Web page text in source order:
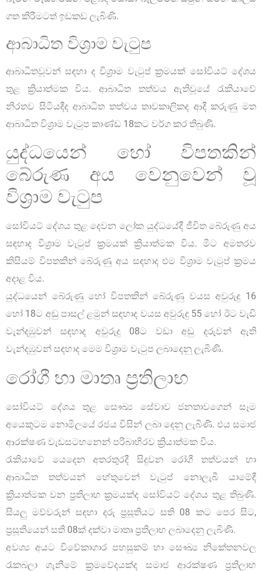
ගත කිරීමටත් ඉඩකඩ ලැබිණි.
ආබාධිත විශ්‍රාම වැටුප
ආබාධිතවූවන් සඳහා ද විශ්‍රාම වැටුප් ක්‍රමයක් සෝවියට් දේශය
තුළ ක්‍රියාත්මක විය. ආබාධිත තත්වය ඇතිවූයේ රැකියාවේ
නිරතව සිටියදීද ආබාධිත තත්වය තාවකාලිකද ආදී කරුණු මත
ආබාධිත විශ්‍රාම වැටුප කාණ්ඩ 18කට වර්ග කර තිබුණි.
යුද්ධයෙන් හෝ විපතකින්
බේරුණ අය වෙනුවෙන් වූ
විශ්‍රාම වැටුප
සෝවියට් දේශය තුළ දෙවන ලෝක යුද්ධයේදී ජීවිත බේරුණු අය
සඳහාද විශ්‍රාම වැටුප් ක්‍රමයක් ක්‍රියාත්මක විය. මීට අමතරව
කිසියම් විපතකින් බේරුණු අය සඳහාද එම විශ්‍රාම වැටුප් ක්‍රමය
අදාළ විය.
යුද්ධයෙන් බේරුණු හෝ විපතකින් බේරුණු වයස අවුරුදු 16
හෝ 18ට අඩු පාසල් ළමුන් සඳහාද වයස අවුරුදු 55 හෝ ඊට වැඩි
වැන්දඹුවන් සඳහාද අවුරුදු 08ට වඩා අඩු දරුවන් ඇති
වැන්දඹුවන් සඳහාද මෙම විශ්‍රාම වැටුප ලබාදෙනු ලැබිණි.
රෝගී හා මාතෘ ප්‍රතිලාභ
සෝවියට් දේශය තුළ සෞඛ්‍ය සේවාව ජනතාවගෙන් සෑම
අයෙකුටම නොමිලයේ රජය විසින් ලබා දෙනු ලැබිණි. එය සමාජ
ආරක්ෂණ වැඩසටහනෙන් පරිබාහිරව ක්‍රියාත්මක විය.
රැකියාවේ යෙදෙන අතරතුරදී සිදුවන රෝගී තත්වයන් හා
ආබාධිත තත්වයන් හේතුවෙන් වැටුප් නොලැබී යාමේදී
ක්‍රියාත්මක වන ප්‍රතිලාභ ක්‍රමයක්ද සෝවියට් දේශය තුළ තිබුණි.
සියලු මව්වරුන් සඳහා දරු ප්‍රසූතියට සති 08 කට පෙර සිට,
ප්‍රසූතියෙන් සති 08ක් දක්වා මාතෘ ප්‍රතිලාභ ලබාදෙනු ලැබිණි.
අවශ්‍ය අයට විවේකාගාර පහසුකම් හා සෞඛ්‍ය නිකේතනවල
රැකබලා ගැනීමේ ක්‍රමවේදයක්ද සමාජ ආරක්ෂණ ප්‍රතිලාභ